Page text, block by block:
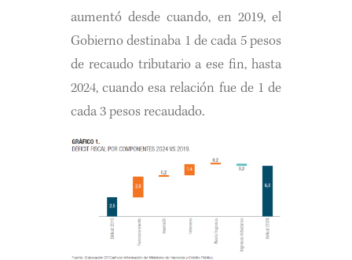
aumentó desde cuando, en 2019, el
Gobierno destinaba 1 de cada 5 pesos
de recaudo tributario a ese fin, hasta
2024, cuando esa relación fue de 1 de
cada 3 pesos recaudado.